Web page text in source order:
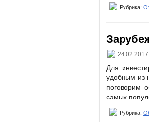
Рубрика:
24.02.2017
Для
удобным из
поговорим
самых
Рубрика: